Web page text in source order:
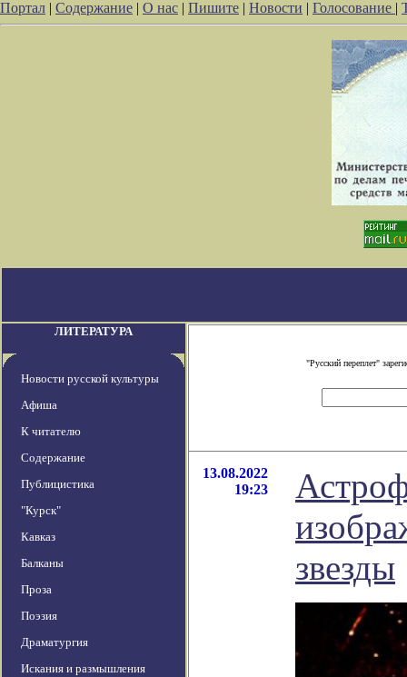
Портал | Содержание | О нас | Пишите | Новости | Голосование |
ЛИТЕРАТУРА
Новости русской культуры
Афиша
К читателю
Содержание
Публицистика
"Курск"
Кавказ
Балканы
Проза
Поэзия
Драматургия
Искания и размышления
"Русский переплет"
13.08.2022
19:23
звезды